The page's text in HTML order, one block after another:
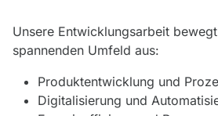
Unsere Entwicklungsarbeit
spannenden Umfeld aus:
Produktentwicklung und
Digitalisierung und